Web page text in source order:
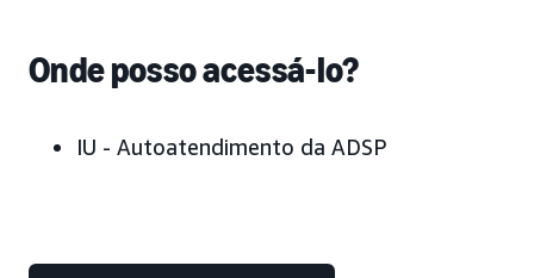
Onde posso acessá-lo?
IU - Autoatendimento da ADSP